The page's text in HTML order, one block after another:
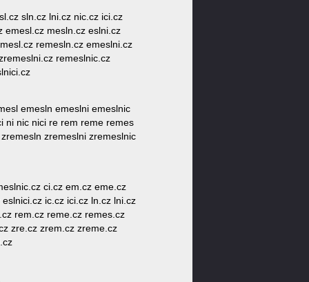
sln.cz lni.cz nic.cz ici.cz
emesl.cz mesln.cz eslni.cz
remesln.cz emeslni.cz
remeslnic.cz
emesln emeslni emeslnic
ni nic nici re rem reme remes
zremeslni zremeslnic
ci.cz em.cz eme.cz
ic.cz ici.cz ln.cz lni.cz
rem.cz reme.cz remes.cz
zre.cz zrem.cz zreme.cz